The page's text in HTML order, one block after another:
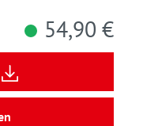
54,90 €